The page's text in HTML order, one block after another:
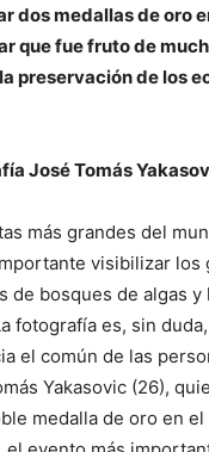
dos medallas de oro
que fue fruto de
preservación de los
José Tomás
más grandes del
visibilizar
de bosques de algas
fotografía es, sin
el común de las
Yakasovic (26),
medalla de oro en el